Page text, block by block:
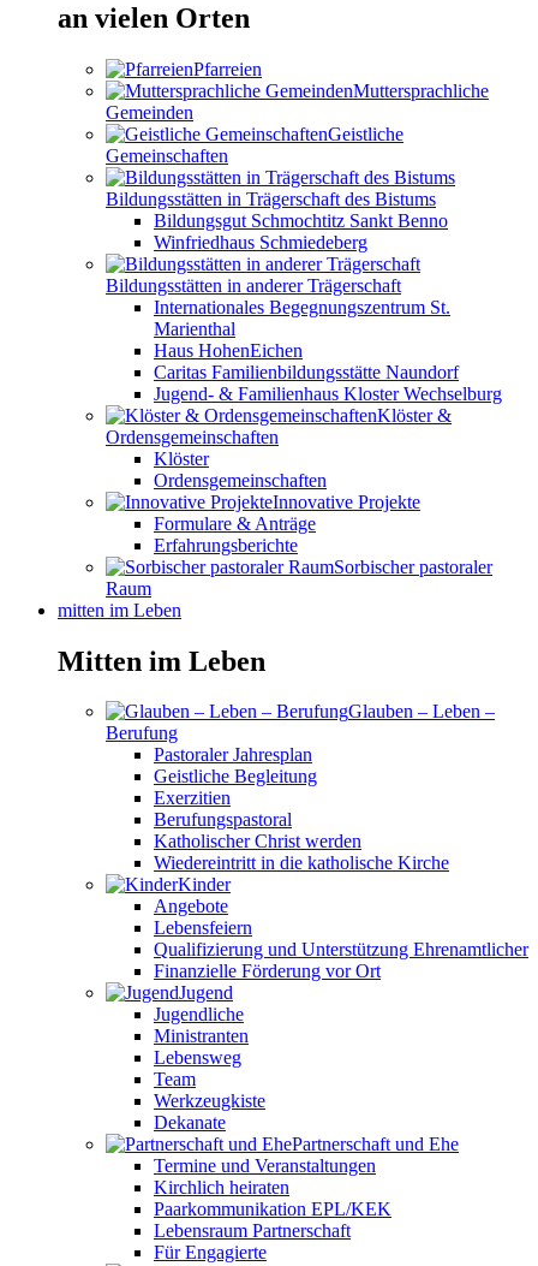
an vielen Orten
Pfarreien
Muttersprachliche
Gemeinden
Geistliche
Gemeinschaften
Bildungsstätten in Trägerschaft des Bistums
Bildungsgut Schmochtitz Sankt Benno
Winfriedhaus Schmiedeberg
Bildungsstätten in anderer Trägerschaft
Internationales Begegnungszentrum St.
Marienthal
Haus HohenEichen
Caritas Familienbildungsstätte Naundorf
Jugend- & Familienhaus Kloster Wechselburg
Klöster &
Ordensgemeinschaften
Klöster
Ordensgemeinschaften
Innovative Projekte
Formulare & Anträge
Erfahrungsberichte
Sorbischer pastoraler
Raum
mitten im Leben
Mitten im Leben
Glauben – Leben –
Berufung
Pastoraler Jahresplan
Geistliche Begleitung
Exerzitien
Berufungspastoral
Katholischer Christ werden
Wiedereintritt in die katholische Kirche
Kinder
Angebote
Lebensfeiern
Qualifizierung und Unterstützung Ehrenamtlicher
Finanzielle Förderung vor Ort
Jugend
Jugendliche
Ministranten
Lebensweg
Team
Werkzeugkiste
Dekanate
Partnerschaft und Ehe
Termine und Veranstaltungen
Kirchlich heiraten
Paarkommunikation EPL/KEK
Lebensraum Partnerschaft
Für Engagierte